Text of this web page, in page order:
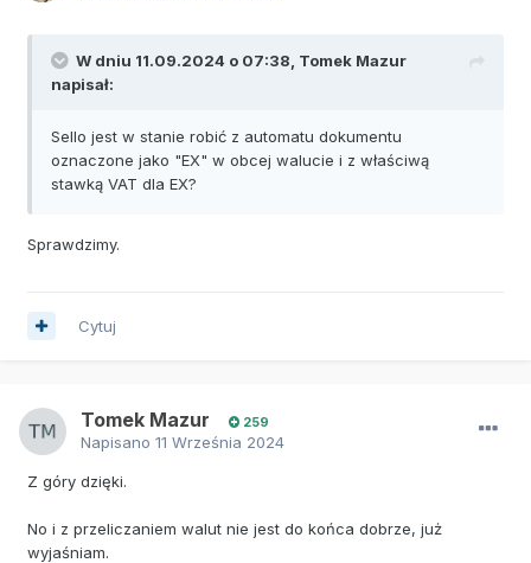
W dniu 11.09.2024 o 07:38, Tomek Mazur
napisał:
Sello jest w stanie robić z automatu dokumentu
oznaczone jako "EX" w obcej walucie i z właściwą
stawką VAT dla EX?
Sprawdzimy.
Cytuj
Tomek Mazur 259
Napisano 11 Września 2024
Z góry dzięki.
No i z przeliczaniem walut nie jest do końca dobrze, już
wyjaśniam.